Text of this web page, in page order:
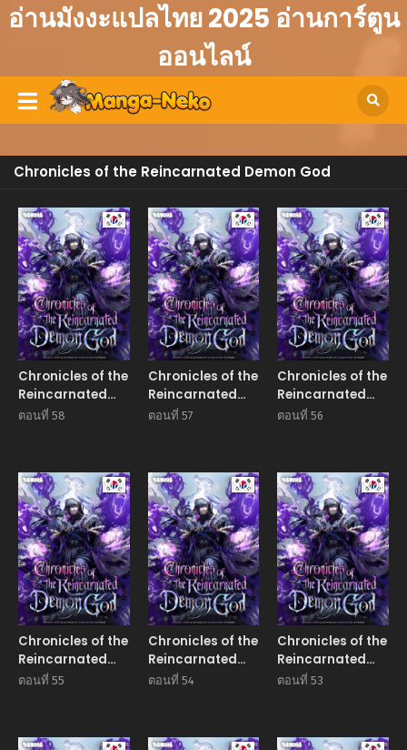
อ่านมังงะแปลไทย 2025 อ่านการ์ตูน
ออนไลน์
Chronicles of the Reincarnated Demon God
Manhwa
Chronicles of the
Reincarnated
Demon God
ตอนที่ 58
Manhwa
Chronicles of the
Reincarnated
Demon God
ตอนที่ 57
Chronicles of the
Reincarnated
Demon God
ตอนที่ 56
Manhwa
Chronicles of the
Reincarnated
Demon God
ตอนที่ 55
Manhwa
Chronicles of the
Reincarnated
Demon God
ตอนที่ 54
Chronicles of the
Reincarnated
Demon God
ตอนที่ 53